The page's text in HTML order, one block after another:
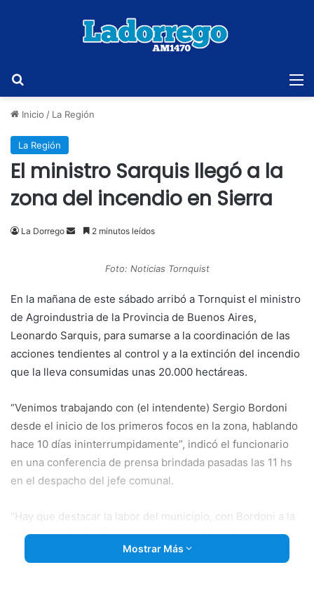
Inicio / La Región
La Región
El ministro Sarquis llegó a la
zona del incendio en Sierra
La Dorrego
Send2 minutos leídos
Foto: Noticias Tornquist
En la mañana de este sábado arribó a Tornquist el ministro
de Agroindustria de la Provincia de Buenos Aires,
Leonardo Sarquis, para sumarse a la coordinación de las
acciones tendientes al control y a la extinción del incendio
que la lleva consumidas unas 20.000 hectáreas.
“Venimos trabajando con (el intendente) Sergio Bordoni
desde el inicio de los primeros focos en la zona, hablando
hace 10 días ininterrumpidamente”, indicó el funcionario
en una conferencia de prensa brindada pasadas las 11 hs
en el despacho del jefe comunal.
“Hay que destacar la labor del municipio, con Bordoni a la
cabeza con todos los equipos propios. Nuestra
responsabilidad es estar todo el tiempo cerca del
Mostrar Más